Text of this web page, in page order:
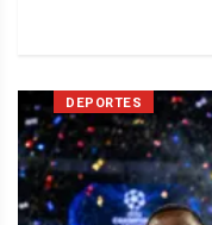
DEPORTES